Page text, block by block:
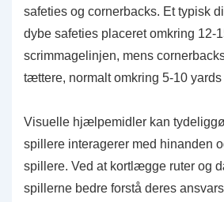
safeties og cornerbacks. Et typisk
dybe safeties placeret omkring 12-
scrimmagelinjen, mens
tættere, normalt omkring 5-10 yards
Visuelle hjælpemidler kan
spillere interagerer med hinanden
spillere. Ved at kortlægge ruter og
spillerne bedre forstå deres